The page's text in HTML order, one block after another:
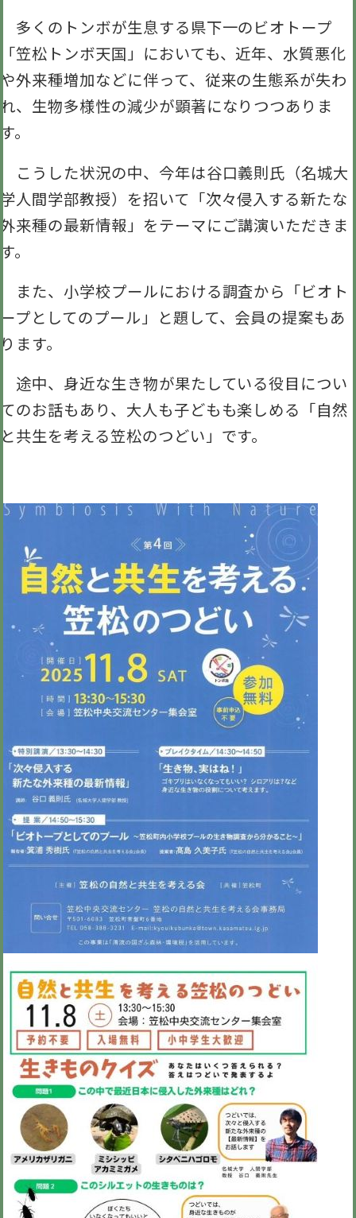
多くのトンボが生息する県下一のビオトープ
「笠松トンボ天国」においても、近年、水質悪化
や外来種増加などに伴って、従来の生態系が失わ
れ、生物多様性の減少が顕著になりつつありま
す。
こうした状況の中、今年は谷口義則氏（名城大
学人間学部教授）を招いて「次々侵入する新たな
外来種の最新情報」をテーマにご講演いただきま
す。
また、小学校プールにおける調査から「ビオト
ープとしてのプール」と題して、会員の提案もあ
ります。
途中、身近な生き物が果たしている役目につい
てのお話もあり、大人も子どもも楽しめる「自然
と共生を考える笠松のつどい」です。